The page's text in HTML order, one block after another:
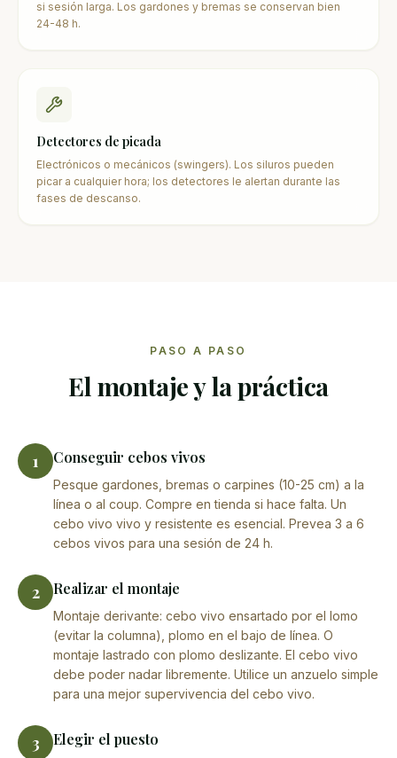
si sesión larga. Los gardones y bremas se conservan bien
24-48 h.
Detectores de picada
Electrónicos o mecánicos (swingers). Los siluros pueden
picar a cualquier hora; los detectores le alertan durante las
fases de descanso.
PASO A PASO
El montaje y la práctica
1 Conseguir cebos vivos
Pesque gardones, bremas o carpines (10-25 cm) a la
línea o al coup. Compre en tienda si hace falta. Un
cebo vivo vivo y resistente es esencial. Prevea 3 a 6
cebos vivos para una sesión de 24 h.
2 Realizar el montaje
Montaje derivante: cebo vivo ensartado por el lomo
(evitar la columna), plomo en el bajo de línea. O
montaje lastrado con plomo deslizante. El cebo vivo
debe poder nadar libremente. Utilice un anzuelo simple
para una mejor supervivencia del cebo vivo.
3 Elegir el puesto